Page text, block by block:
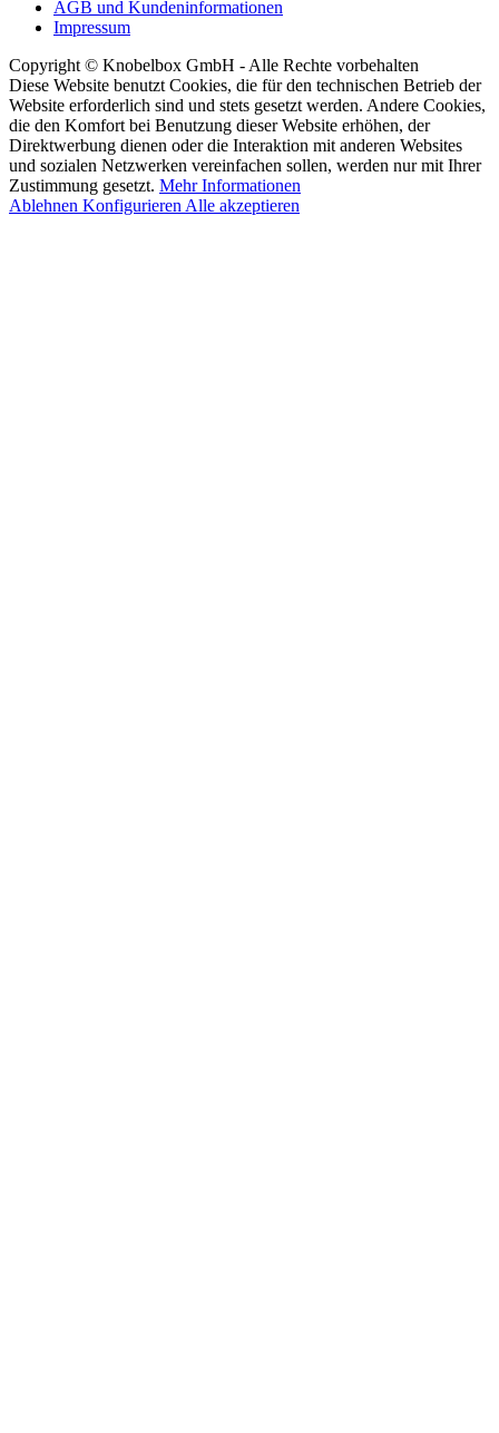
AGB und Kundeninformationen
Impressum
Copyright © Knobelbox GmbH - Alle Rechte vorbehalten
Diese Website benutzt Cookies, die für den technischen Betrieb der
Website erforderlich sind und stets gesetzt werden. Andere Cookies,
die den Komfort bei Benutzung dieser Website erhöhen, der
Direktwerbung dienen oder die Interaktion mit anderen Websites
und sozialen Netzwerken vereinfachen sollen, werden nur mit Ihrer
Zustimmung gesetzt. Mehr Informationen
Ablehnen Konfigurieren Alle akzeptieren